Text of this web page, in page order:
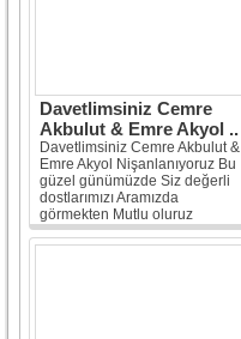
Davetlimsiniz Cemre
Akbulut & Emre Akyol ..
Davetlimsiniz Cemre Akbulut &
Emre Akyol Nişanlanıyoruz Bu
güzel günümüzde Siz değerli
dostlarımızı Aramızda
görmekten Mutlu oluruz
Gelinin...[Devamı]